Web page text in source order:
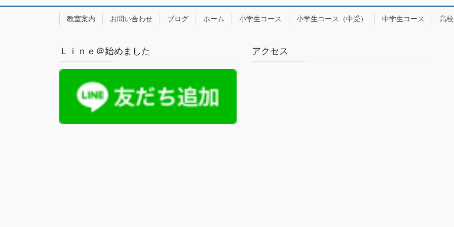
教室案内 お問い合わせ ブログ ホーム 小学生コース 小学生コース（中受） 中学生コース 高
Ｌｉｎｅ＠始めました アクセス